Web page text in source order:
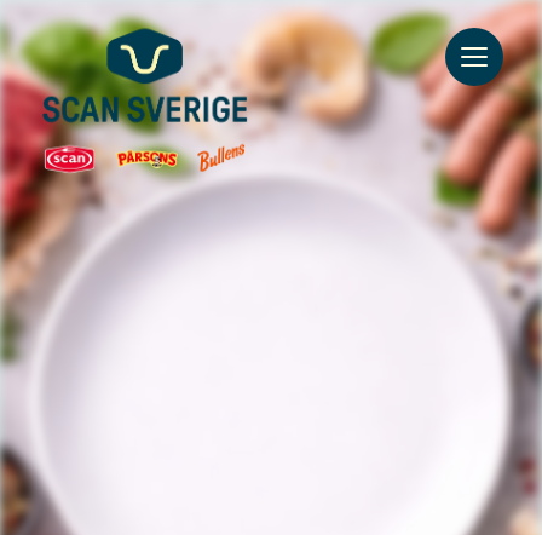
Go to main content